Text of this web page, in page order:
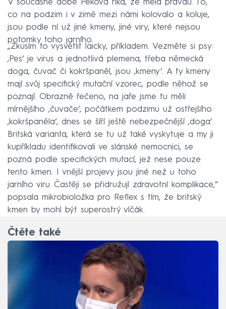
V současné době Peková říká, že měla pravdu. To,
co na podzim i v zimě mezi námi kolovalo a koluje,
jsou podle ní už jiné kmeny, jiné viry, které nejsou
potomky toho jarního.
„Zkusím to vysvětlit laicky, příkladem. Vezměte si psy:
‚Pes‘ je virus a jednotlivá plemena, třeba německá
doga, čuvač či kokršpaněl, jsou ‚kmeny‘. A ty kmeny
mají svůj specifický mutační vzorec, podle něhož se
poznají. Obrazně řečeno, na jaře jsme tu měli
mírnějšího ‚čuvače‘, počátkem podzimu už ostřejšího
‚kokršpaněla‘, dnes se šíří ještě nebezpečnější ‚doga‘.
Britská varianta, která se tu už také vyskytuje a my ji
kupříkladu identifikovali ve slánské nemocnici, se
pozná podle specifických mutací, jež nese pouze
tento kmen. I vnější projevy jsou jiné než u toho
jarního viru. Častěji se přidružují zdravotní komplikace,“
popsala mikrobioložka pro Reflex s tím, že britský
kmen by mohl být superostrý vlčák.
Čtěte také